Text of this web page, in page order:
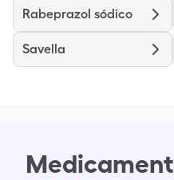
Rabeprazol sódico
Savella